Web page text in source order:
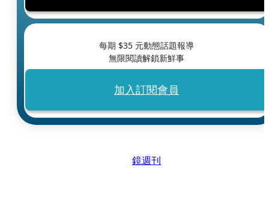
每期 $35 元動態話題報導
無限閱讀解鎖新鮮事
加入訂閱會員
鏡週刊